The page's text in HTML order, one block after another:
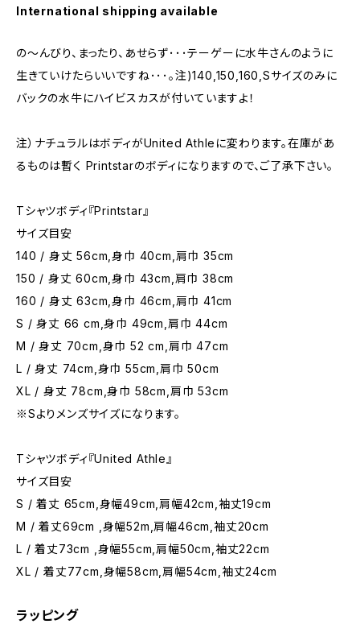
International shipping available
の～んびり、まったり、あせらず･･･テーゲーに水牛さんのように
生きていけたらいいですね･･･。注)140,150,160,Sサイズのみに
バックの水牛にハイビスカスが付いていますよ！
注）ナチュラルはボディがUnited Athleに変わります。在庫があ
るものは暫く Printstarのボディになりますので、ご了承下さい。
Tシャツボディ『Printstar』
サイズ目安
140 / 身丈 56cm,身巾 40cm,肩巾 35cm
150 / 身丈 60cm,身巾 43cm,肩巾 38cm
160 / 身丈 63cm,身巾 46cm,肩巾 41cm
S / 身丈 66 cm,身巾 49cm,肩巾 44cm
M / 身丈 70cm,身巾 52 cm,肩巾 47cm
L / 身丈 74cm,身巾 55cm,肩巾 50cm
XL / 身丈 78cm,身巾 58cm,肩巾 53cm
※Sよりメンズサイズになります。
Tシャツボディ『United Athle』
サイズ目安
S / 着丈 65cm,身幅49cm,肩幅42cm,袖丈19cm
M / 着丈69cm ,身幅52m,肩幅46cm,袖丈20cm
L / 着丈73cm ,身幅55cm,肩幅50cm,袖丈22cm
XL / 着丈77cm,身幅58cm,肩幅54cm,袖丈24cm
ラッピング